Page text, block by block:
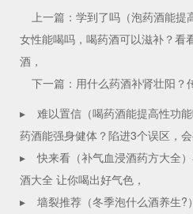
上一篇：学到了吗（泡药酒能提
女性能喝吗，喝药酒可以滋补？看
酒，
下一篇：用什么药酒补肾壮阳？
▸
难以置信（喝药酒能提高性功
药酒能强身健体？陷进3个误区，
▸
快来看（补气血浸酒药方大全
酒大全 让你喝出好气色，
▸
墙裂推荐（冬季泡什么酒养生?